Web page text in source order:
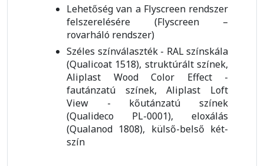
Lehetőség van a Flyscreen rendszer
felszerelésére (Flyscreen –
rovarháló rendszer)
Széles színválaszték - RAL színskála
(Qualicoat 1518), struktúrált színek,
Aliplast Wood Color Effect -
fautánzatú színek, Aliplast Loft
View - kőutánzatú színek
(Qualideco PL-0001), eloxálás
(Qualanod 1808), külső-belső két-
szín